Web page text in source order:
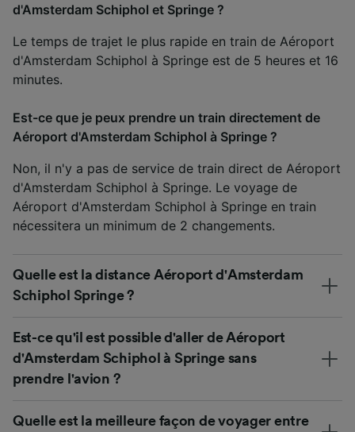
d'Amsterdam Schiphol et Springe ?
Le temps de trajet le plus rapide en train de Aéroport
d'Amsterdam Schiphol à Springe est de 5 heures et 16
minutes.
Est-ce que je peux prendre un train directement de
Aéroport d'Amsterdam Schiphol à Springe ?
Non, il n'y a pas de service de train direct de Aéroport
d'Amsterdam Schiphol à Springe. Le voyage de
Aéroport d'Amsterdam Schiphol à Springe en train
nécessitera un minimum de 2 changements.
Quelle est la distance Aéroport d'Amsterdam
Schiphol Springe ?
Est-ce qu'il est possible d'aller de Aéroport
d'Amsterdam Schiphol à Springe sans
prendre l'avion ?
Quelle est la meilleure façon de voyager entre